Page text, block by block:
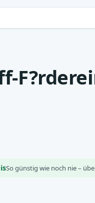
So günstig wie noch nie –